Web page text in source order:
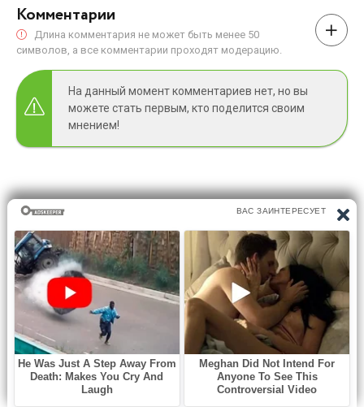
Комментарии
Длина комментария не может быть менее 50
символов, а все комментарии проходят модерацию.
На данный момент комментариев нет, но вы
можете стать первым, кто поделится своим
мнением!